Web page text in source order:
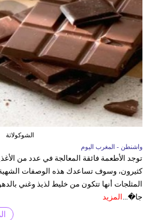
الشوكولاتة
واشنطن - المغرب اليوم
توجد الأطعمة فائقة المعالجة في عدد من
كثيرون، وسوف تساعدك هذه الوصفات الشهية
المثلجات أنها تتكون من خليط لذيذ وغني
جا�... المزيد